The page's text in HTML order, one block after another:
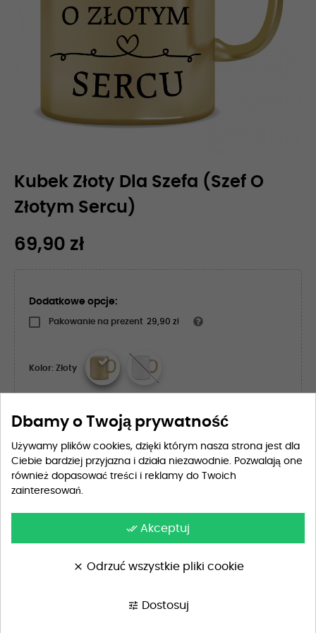
Kubek Złoty Dla Szefa (Szef O
Złotym Sercu)
69,90 zł
Dodatkowe opcje:
Pakowanie na prezent 29,90 zł
Kolor: Złoty
DODAJ DO KOSZYKA
idealny projekt, dopasowany do Twoich potrzeb i
Dbamy o Twoją prywatność
Używamy plików cookies, dzięki którym nasza strona jest dla
Ciebie bardziej przyjazna i działa niezawodnie. Pozwalają one
również dopasować treści i reklamy do Twoich
zainteresowań.
done_all Akceptuj
clear Odrzuć wszystkie pliki cookie
tune Dostosuj